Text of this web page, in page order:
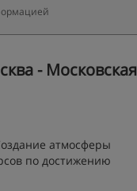
- Московская
атмосферы
по достижению